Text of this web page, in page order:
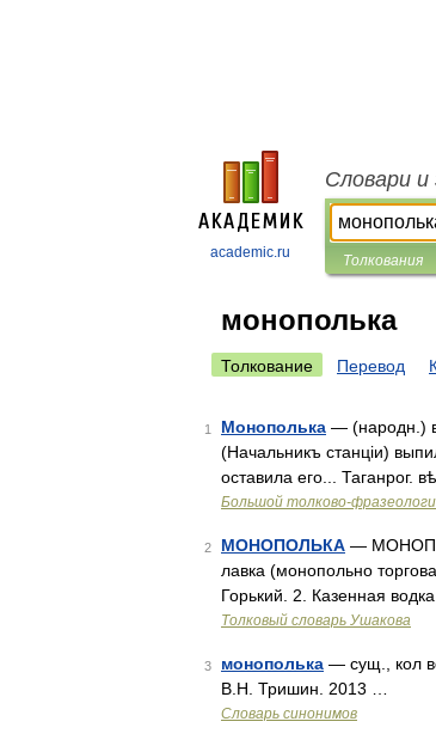
academic.ru
Словари и
Толкования
монополька
Толкование Перевод
1 Монополька — (народн.)
(Начальникъ станціи)
оставила его... Таганрог.
Большой толково-
2 МОНОПОЛЬКА —
лавка (монопольно
Горький. 2. Казенная
Толковый словарь Ушакова
3 монополька — сущ., кол
В.Н. Тришин. 2013 …
Словарь синонимов